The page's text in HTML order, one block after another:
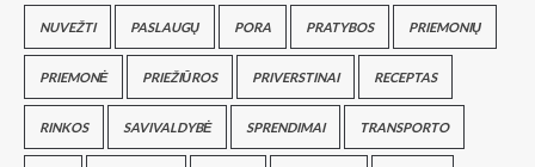
NUVEŽTI PASLAUGŲ PORA PRATYBOS PRIEMONIŲ
PRIEMONĖ PRIEŽIŪROS PRIVERSTINAI RECEPTAS
RINKOS SAVIVALDYBĖ SPRENDIMAI TRANSPORTO